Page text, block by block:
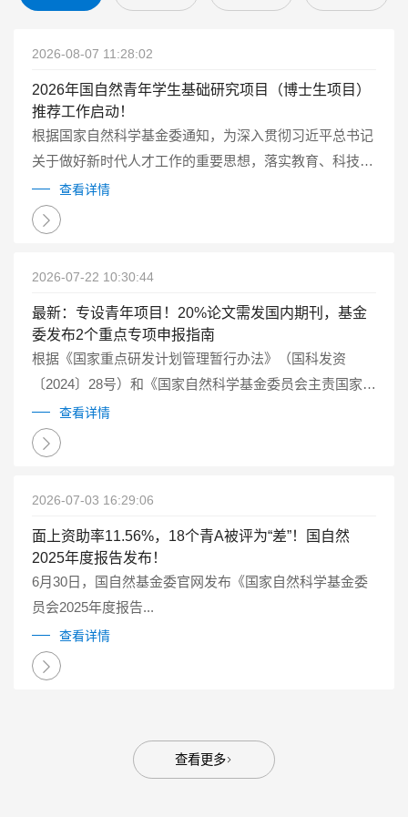
2026-08-07 11:28:02
2026年国自然青年学生基础研究项目（博士生项目）
推荐工作启动！
根据国家自然科学基金委通知，为深入贯彻习近平总书记
关于做好新时代人才工作的重要思想，落实教育、科技、
人才一体化发展的要求，2026年自然科学基金委继续试点
实施国家自然科学基金青年学生基础研究项目（博士研究
生）（以下简称博士生项目）...
查看详情
2026-07-22 10:30:44
最新：专设青年项目！20%论文需发国内期刊，基金
委发布2个重点专项申报指南
根据《国家重点研发计划管理暂行办法》（国科发资
〔2024〕28号）和《国家自然科学基金委员会主责国家重
点研发计划重点专项管理实施细则（试行）》（国科金发
计〔2025〕1号）有关要求...
查看详情
2026-07-03 16:29:06
面上资助率11.56%，18个青A被评为“差”！国自然
2025年度报告发布！
6月30日，国自然基金委官网发布《国家自然科学基金委
员会2025年度报告...
查看详情
查看更多